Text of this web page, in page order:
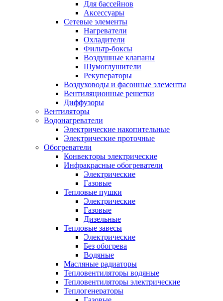
Для бассейнов
Аксессуары
Сетевые элементы
Нагреватели
Охладители
Фильтр-боксы
Воздушные клапаны
Шумоглушители
Рекуператоры
Воздуховоды и фасонные элементы
Вентиляционные решетки
Диффузоры
Вентиляторы
Водонагреватели
Электрические накопительные
Электрические проточные
Обогреватели
Конвекторы электрические
Инфракрасные обогреватели
Электрические
Газовые
Тепловые пушки
Электрические
Газовые
Дизельные
Тепловые завесы
Электрические
Без обогрева
Водяные
Масляные радиаторы
Тепловентиляторы водяные
Тепловентиляторы электрические
Теплогенераторы